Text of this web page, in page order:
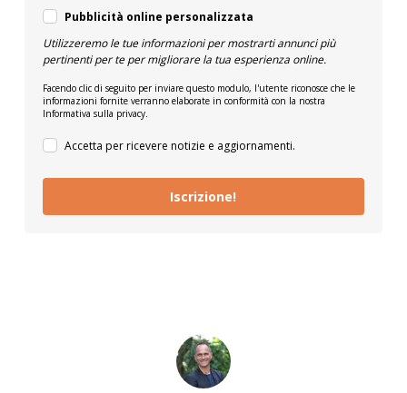
Pubblicità online personalizzata
Utilizzeremo le tue informazioni per mostrarti annunci più
pertinenti per te per migliorare la tua esperienza online.
Facendo clic di seguito per inviare questo modulo, l'utente riconosce che le
informazioni fornite verranno elaborate in conformità con la nostra
Informativa sulla privacy.
Accetta per ricevere notizie e aggiornamenti.
Iscrizione!